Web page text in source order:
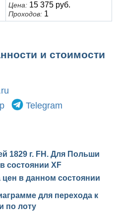
Цена: 15 375 руб.
Проходов: 1
и стоимости
Telegram
1829 г. FH. Для Польши
состоянии XF
в данном состоянии
для перехода к
по лоту